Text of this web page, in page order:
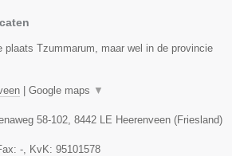
plaats Tzummarum, maar wel in de provincie
Google maps ▼
58-102, 8442 LE Heerenveen (Friesland)
-, KvK: 95101578